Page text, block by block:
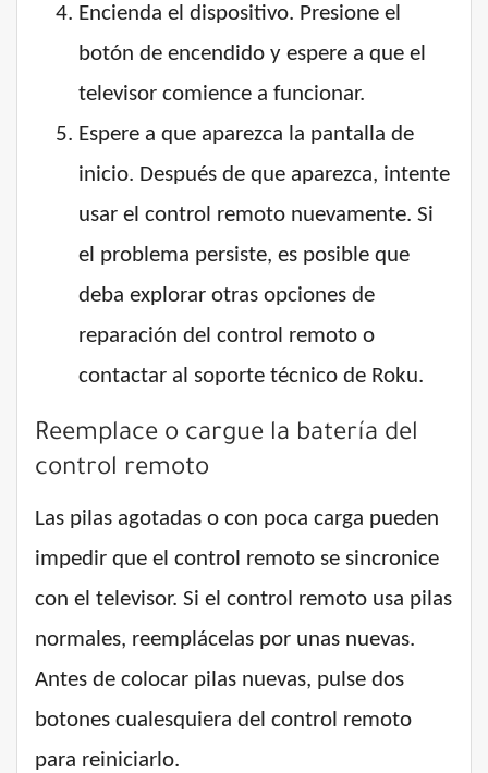
Encienda el dispositivo. Presione el
botón de encendido y espere a que el
televisor comience a funcionar.
Espere a que aparezca la pantalla de
inicio. Después de que aparezca, intente
usar el control remoto nuevamente. Si
el problema persiste, es posible que
deba explorar otras opciones de
reparación del control remoto o
contactar al soporte técnico de Roku.
Reemplace o cargue la batería del
control remoto
Las pilas agotadas o con poca carga pueden
impedir que el control remoto se sincronice
con el televisor. Si el control remoto usa pilas
normales, reemplácelas por unas nuevas.
Antes de colocar pilas nuevas, pulse dos
botones cualesquiera del control remoto
para reiniciarlo.